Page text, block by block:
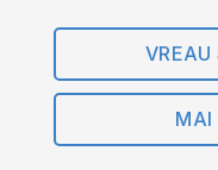
VREAU
MAI